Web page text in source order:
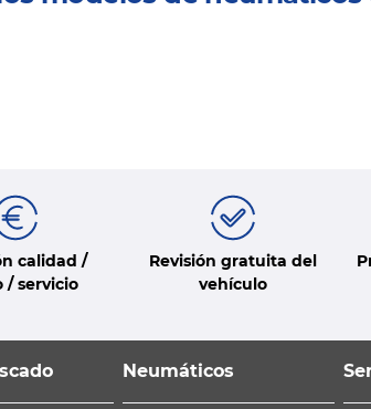
calidad /
/ servicio
Revisión gratuita del
vehículo
Neumáticos